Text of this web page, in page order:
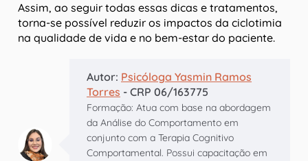
Assim, ao seguir todas essas dicas e tratamentos,
torna-se possível reduzir os impactos da ciclotimia
na qualidade de vida e no bem-estar do paciente.
Autor: Psicóloga Yasmin Ramos
Torres - CRP 06/163775
Formação: Atua com base na abordagem
da Análise do Comportamento em
conjunto com a Terapia Cognitivo
Comportamental. Possui capacitação em